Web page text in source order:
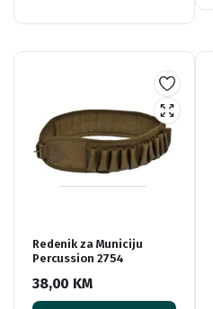
Redenik za Municiju
Percussion 2754
38,00 KM